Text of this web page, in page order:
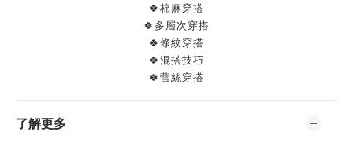
🍀棉麻穿搭
🍀多層次穿搭
🍀條紋穿搭
🍀混搭技巧
🍀蕾絲穿搭
了解更多